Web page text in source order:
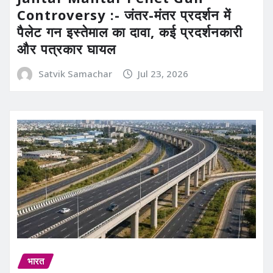
Controversy :- जंतर-मंतर प्रदर्शन में
पैलेट गन इस्तेमाल का दावा, कई प्रदर्शनकारी
और पत्रकार घायल
Satvik Samachar Jul 23, 2026
भारत